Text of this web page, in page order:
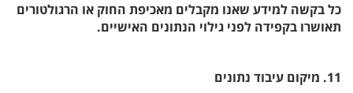
כל בקשה למידע שאנו מקבלים מאכיפת החוק או הרגולטורים
תאושרו בקפידה לפני גילוי הנתונים האישיים.
11. מיקום עיבוד נתונים